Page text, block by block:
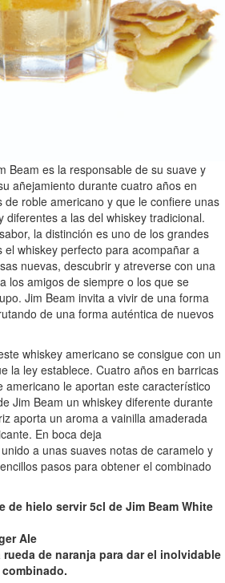
Beam es la responsable de su suave y
añejamiento durante cuatro años en
roble americano y que le confiere unas
diferentes a las del whiskey tradicional.
la distinción es uno de los grandes
whiskey perfecto para acompañar a
nuevas, descubrir y atreverse con una
los amigos de siempre o los que se
Jim Beam invita a vivir de una forma
de una forma auténtica de nuevos
whiskey americano se consigue con un
la ley establece. Cuatro años en barricas
americano le aportan este característico
Jim Beam un whiskey diferente durante
aporta un aroma a vainilla amaderada
En boca deja
a unas suaves notas de caramelo y
pasos para obtener el combinado
de hielo servir 5cl de Jim Beam White
Ale
de naranja para dar el inolvidable